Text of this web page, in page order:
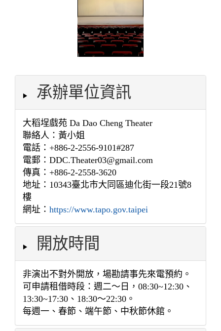
承辦單位資訊
大稻埕戲苑 Da Dao Cheng Theater
聯絡人：黃小姐
電話：+886-2-2556-9101#287
電郵：DDC.Theater03@gmail.com
傳真：+886-2-2558-3620
地址：10343臺北市大同區迪化街一段21號8
樓
網址： https://www.tapo.gov.taipei
開放時間
非演出不對外開放，場勘請事先來電預約。
可申請租借時段：週二～日，08:30~12:30、
13:30~17:30、18:30～22:30。
每週一、春節、端午節、中秋節休館。